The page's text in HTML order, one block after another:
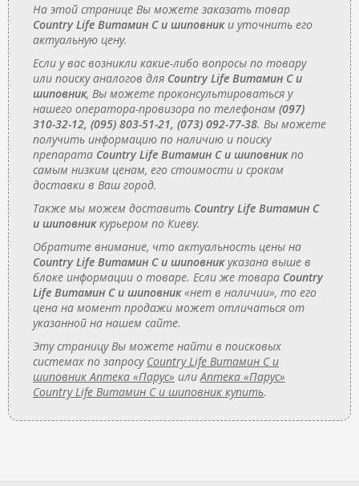
На этой странице Вы можете заказать товар
Country Life Витамин C и шиповники уточнить его
актуальную цену.
Если у вас возникли какие-либо вопросы по товару
или поиску аналогов для Country Life Витамин C и
шиповник, Вы можете проконсультироваться у
нашего оператора-провизора по телефонам (097)
310-32-12, (095) 803-51-21, (073) 092-77-38. Вы можете
получить информацию по наличию и поиску
препарата Country Life Витамин C и шиповникпо
самым низким ценам, его стоимости и срокам
доставки в Ваш город.
Также мы можем доставить Country Life Витамин C
и шиповниккурьером по Киеву.
Обратите внимание, что актуальность цены на
Country Life Витамин C и шиповникуказана выше в
блоке информации о товаре. Если же товара Country
Life Витамин C и шиповник«нет в наличии», то его
цена на момент продажи может отличаться от
указанной на нашем сайте.
Эту страницу Вы можете найти в поисковых
системах по запросу Country Life Витамин C и
шиповник Аптека «Парус» илиАптека «Парус»
Country Life Витамин C и шиповник купить.